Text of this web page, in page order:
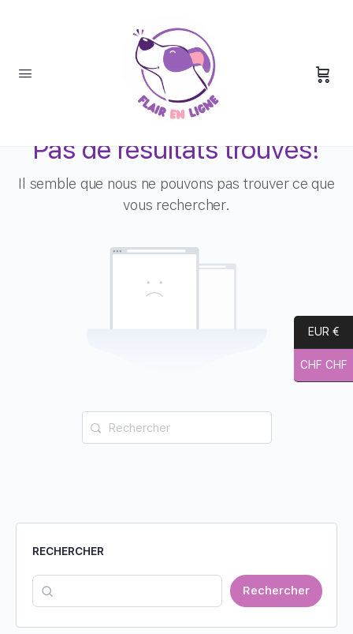
Pas de résultats trouvés!
Il semble que nous ne pouvons pas trouver ce que
vous rechercher.
RECHERCHER
Rechercher
EUR €
CHF CHF